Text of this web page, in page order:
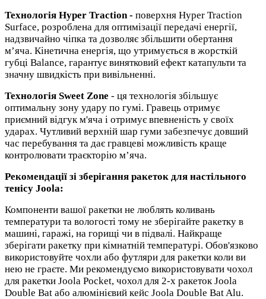
Технологія Hyper Traction - поверхня Hyper Traction
Surface, розроблена для оптимізації передачі енергії,
надзвичайно чіпка та дозволяє збільшити обертання
м’яча. Кінетична енергія, що утримується в жорсткій
губці Balance, гарантує винятковий ефект катапульти та
значну швидкість при вивільненні.
Технологія Sweet Zone - ця технологія збільшує
оптимальну зону удару по гумі. Гравець отримує
приємний відгук м'яча і отримує впевненість у своїх
ударах. Чутливий верхній шар гуми забезпечує довший
час перебування та дає гравцеві можливість краще
контролювати траєкторію м’яча.
Рекомендації зі зберігання ракеток для настільного
тенісу Joola:
Компоненти вашої ракетки не люблять коливань
температури та вологості тому не зберігайте ракетку в
машині, гаражі, на горищі чи в підвалі. Найкраще
зберігати ракетку при кімнатній температурі. Обов'язково
використовуйте чохли або футляри для ракетки коли ви
нею не граєте. Ми рекомендуємо використовувати чохол
для ракетки Joola Pocket, чохол для 2-х ракеток Joola
Double Bat або алюмінієвий кейс Joola Double Bat Alu.